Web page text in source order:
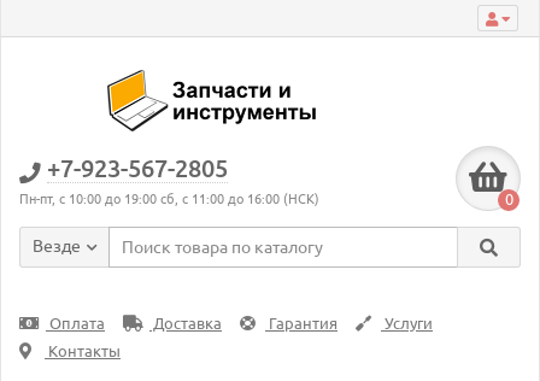
+7-923-567-2805
Пн-пт, с 10:00 до 19:00 сб, с 11:00 до 16:00 (НСК) 0
Везде
Оплата Доставка Гарантия
Услуги
Контакты